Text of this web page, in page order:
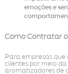
emoções e
Como Contratar
Para empresas
clientes por meio da
aromatizadores de